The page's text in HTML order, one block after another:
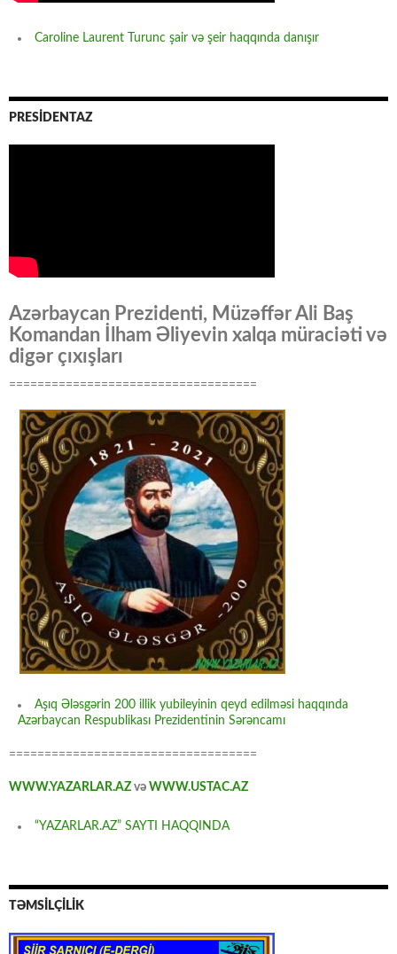
Caroline Laurent Turunc şair və şeir haqqında danışır
PRESİDENTAZ
Azərbaycan Prezidenti, Müzəffər Ali Baş
Komandan İlham Əliyevin xalqa müraciəti və
digər çıxışları
===================================
Aşıq Ələsgərin 200 illik yubileyinin qeyd edilməsi haqqında
Azərbaycan Respublikası Prezidentinin Sərəncamı
===================================
WWW.YAZARLAR.AZ və WWW.USTAC.AZ
“YAZARLAR.AZ” SAYTI HAQQINDA
TƏMSİLÇİLİK